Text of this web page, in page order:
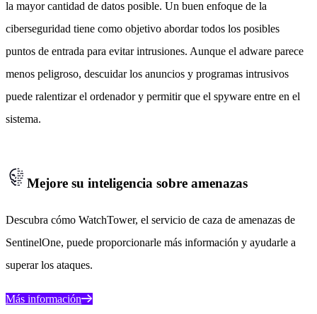
la mayor cantidad de datos posible. Un buen enfoque de la
ciberseguridad tiene como objetivo abordar todos los posibles
puntos de entrada para evitar intrusiones. Aunque el adware parece
menos peligroso, descuidar los anuncios y programas intrusivos
puede ralentizar el ordenador y permitir que el spyware entre en el
sistema.
Mejore su inteligencia sobre amenazas
Descubra cómo WatchTower, el servicio de caza de amenazas de
SentinelOne, puede proporcionarle más información y ayudarle a
superar los ataques.
Más información